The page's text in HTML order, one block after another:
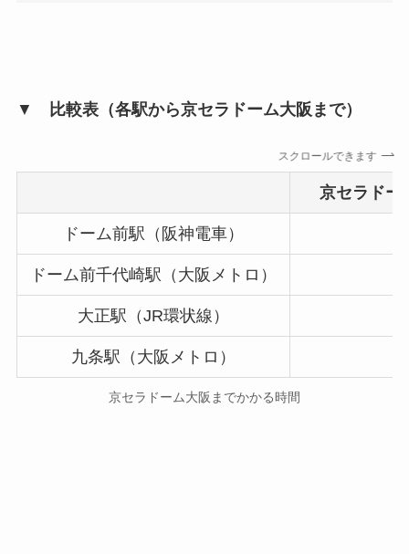
▼ 比較表（各駅から京セラドーム大阪まで）
スクロールできます
京セラドー
ドーム前駅（阪神電車）
ドーム前千代崎駅（大阪メトロ）
大正駅（JR環状線）
九条駅（大阪メトロ）
京セラドーム大阪までかかる時間